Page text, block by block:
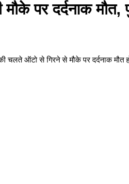
पर दर्दनाक मौत,
ऑटो से गिरने से मौके पर दर्दनाक मौत